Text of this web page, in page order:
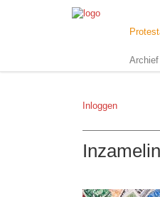
Archief
Inloggen